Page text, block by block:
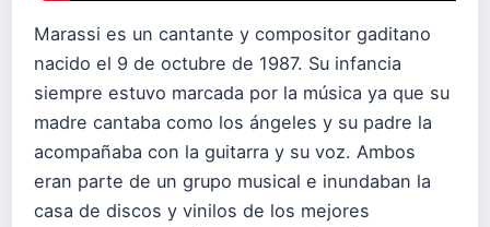
Marassi es un cantante y compositor gaditano
nacido el 9 de octubre de 1987. Su infancia
siempre estuvo marcada por la música ya que su
madre cantaba como los ángeles y su padre la
acompañaba con la guitarra y su voz. Ambos
eran parte de un grupo musical e inundaban la
casa de discos y vinilos de los mejores